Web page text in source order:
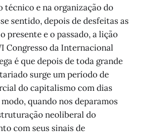
técnico e na organização do
sentido, depois de desfeitas as
presente e o passado, a lição
Congresso da Internacional
é que depois de toda grande
surge um período de
do capitalismo com dias
quando nos deparamos
neoliberal do
com seus sinais de